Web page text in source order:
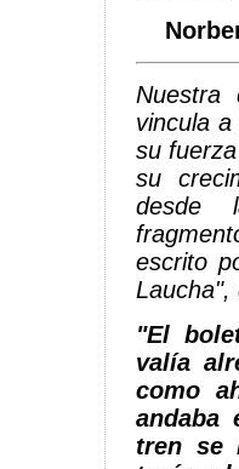
Nuestra
vincula
su
su
desde
escrito
Laucha",
"El
valía
como
andaba
tren se